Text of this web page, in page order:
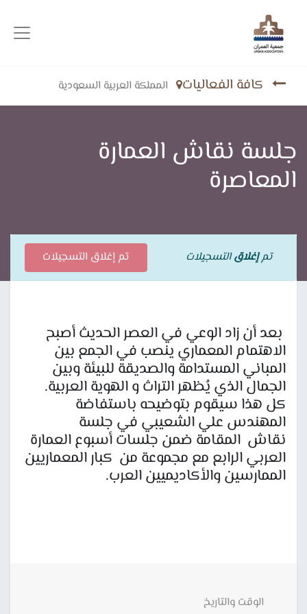
كافة الفعاليات المملكة العربية السعودية
جلسة نقاش العمارة
المعاصرة
تمإغلاقالتسجيلات تم إغلاق التسجيلات
بعد أن زاد الوعي في العصر الحديث أصبح
الاهتمام المعماري ينصب في الجمع بين
المباني المستدامة والصديقة للبيئة وبين
الجمال الذي يُظهر التراث و الهوية العربية.
كل هذا سيقوم بتوضيحه باستفاضة
المهندس علي الشعيبي في جلسة
نقاش المقامة ضمن جلسات أسبوع العمارة
العربي الرابع مع مجموعة من كبار المعماريين
الممارسين والأكاديميين العرب.
الوقت والتاريخ